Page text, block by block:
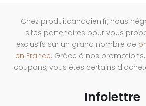
Chez produitcanadien.fr, nous
sites partenaires pour vous
exclusifs sur un grand nombre de
en France. Grâce à nos
coupons, vous êtes certains
Infolettre